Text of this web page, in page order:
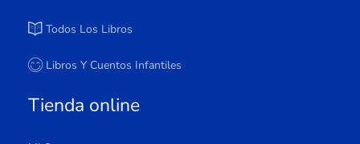
Todos Los Libros
Libros Y Cuentos Infantiles
Tienda online